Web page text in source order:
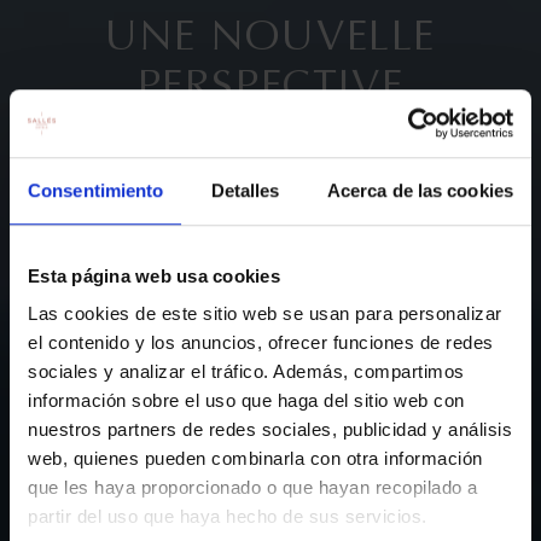
Consentimiento Detalles Acerca de las cookies
Esta página web usa cookies
Las cookies de este sitio web se usan para personalizar
el contenido y los anuncios, ofrecer funciones de redes
sociales y analizar el tráfico. Además, compartimos
información sobre el uso que haga del sitio web con
nuestros partners de redes sociales, publicidad y análisis
web, quienes pueden combinarla con otra información
que les haya proporcionado o que hayan recopilado a
partir del uso que haya hecho de sus servicios.
FAITES VOTRE
RÉSERVATION
UNE NOUVELLE
PERSPECTIVE